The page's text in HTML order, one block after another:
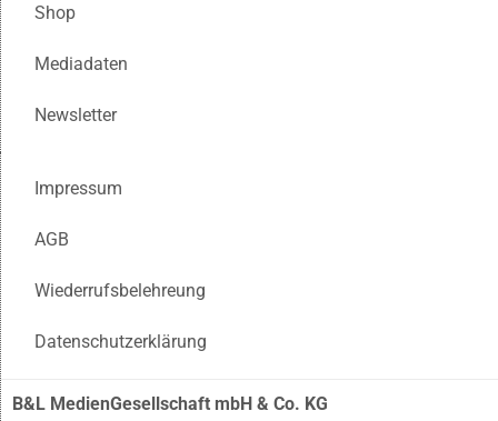
Shop
Mediadaten
Newsletter
Impressum
AGB
Wiederrufsbelehreung
Datenschutzerklärung
B&L MedienGesellschaft mbH & Co. KG